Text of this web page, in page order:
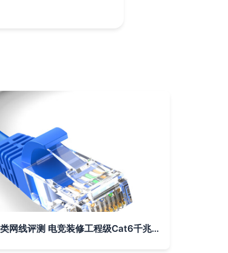
SK-Link六类网线评测 电竞装修工程级Cat6千兆网络跳线畅速体验